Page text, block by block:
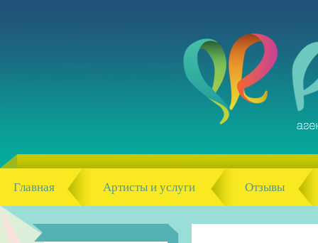
Главная Артисты и услуги Отзывы